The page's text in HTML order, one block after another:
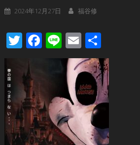
2024年12月27日 福谷修
Twitter
Facebook
LineEmail
有